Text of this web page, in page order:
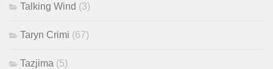
Talking Wind (3)
Taryn Crimi (67)
Tazjima (5)